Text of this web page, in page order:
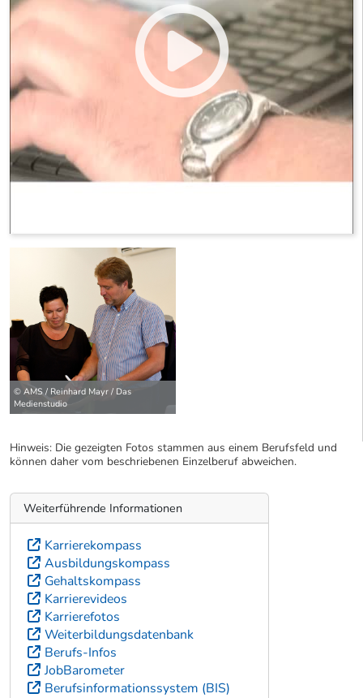
© AMS / Reinhard Mayr / Das
Medienstudio
Hinweis: Die gezeigten Fotos stammen aus einem Berufsfeld und
können daher vom beschriebenen Einzelberuf abweichen.
Weiterführende Informationen
Karrierekompass
Ausbildungskompass
Gehaltskompass
Karrierevideos
Karrierefotos
Weiterbildungsdatenbank
Berufs-Infos
JobBarometer
Berufsinformationssystem (BIS)